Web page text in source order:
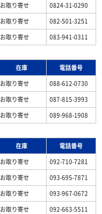
お取り寄せ
0824-31-0290
お取り寄せ
082-501-3251
お取り寄せ 083-941-0311
在庫
電話番号
お取り寄せ
088-612-0730
お取り寄せ
087-815-3993
お取り寄せ 089-968-1908
在庫
電話番号
お取り寄せ
092-710-7281
お取り寄せ
093-695-7871
お取り寄せ
093-967-0672
お取り寄せ
092-663-5511